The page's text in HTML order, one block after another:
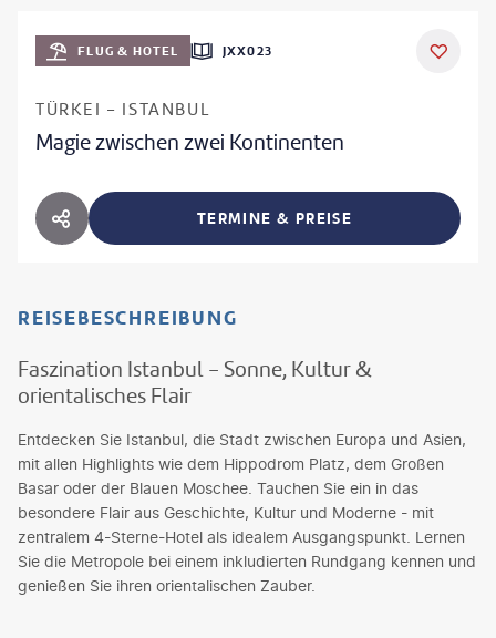
FLUG & HOTEL JXX023
TÜRKEI - ISTANBUL
Magie zwischen zwei Kontinenten
HOTEL TEILEN TERMINE & PREISE
REISEBESCHREIBUNG
Faszination Istanbul - Sonne, Kultur &
orientalisches Flair
Entdecken Sie Istanbul, die Stadt zwischen Europa und Asien,
mit allen Highlights wie dem Hippodrom Platz, dem Großen
Basar oder der Blauen Moschee. Tauchen Sie ein in das
besondere Flair aus Geschichte, Kultur und Moderne - mit
zentralem 4-Sterne-Hotel als idealem Ausgangspunkt. Lernen
Sie die Metropole bei einem inkludierten Rundgang kennen und
genießen Sie ihren orientalischen Zauber.